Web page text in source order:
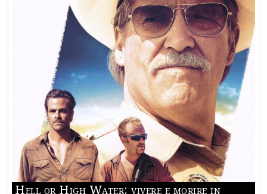
Hell or High Water: vivere e morire in